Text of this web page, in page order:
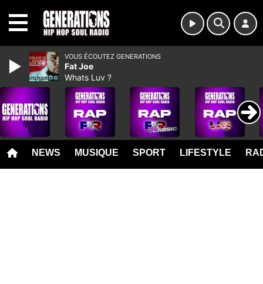
NEWS MUSIQUE SPORT LIFESTYLE
VOUS ÉCOUTEZ GENERATIONS
Fat Joe
Whats Luv ?